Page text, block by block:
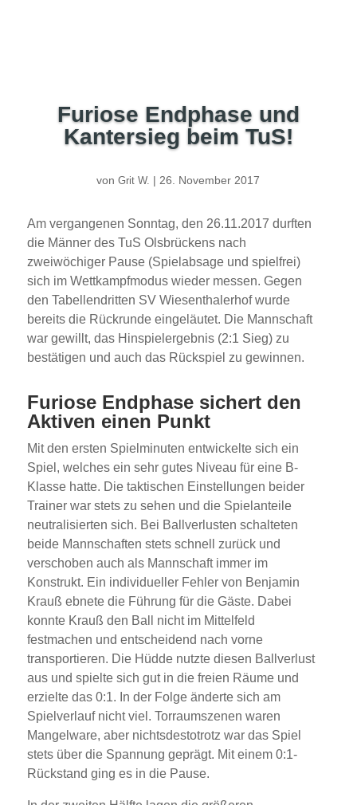
Furiose Endphase und
Kantersieg beim TuS!
vonGrit W. | 26. November 2017
Am vergangenen Sonntag, den 26.11.2017 durften
die Männer des TuS Olsbrückens nach
zweiwöchiger Pause (Spielabsage und spielfrei)
sich im Wettkampfmodus wieder messen. Gegen
den Tabellendritten SV Wiesenthalerhof wurde
bereits die Rückrunde eingeläutet. Die Mannschaft
war gewillt, das Hinspielergebnis (2:1 Sieg) zu
bestätigen und auch das Rückspiel zu gewinnen.
Furiose Endphase sichert den
Aktiven einen Punkt
Mit den ersten Spielminuten entwickelte sich ein
Spiel, welches ein sehr gutes Niveau für eine B-
Klasse hatte. Die taktischen Einstellungen beider
Trainer war stets zu sehen und die Spielanteile
neutralisierten sich. Bei Ballverlusten schalteten
beide Mannschaften stets schnell zurück und
verschoben auch als Mannschaft immer im
Konstrukt. Ein individueller Fehler von Benjamin
Krauß ebnete die Führung für die Gäste. Dabei
konnte Krauß den Ball nicht im Mittelfeld
festmachen und entscheidend nach vorne
transportieren. Die Hüdde nutzte diesen Ballverlust
aus und spielte sich gut in die freien Räume und
erzielte das 0:1. In der Folge änderte sich am
Spielverlauf nicht viel. Torraumszenen waren
Mangelware, aber nichtsdestotrotz war das Spiel
stets über die Spannung geprägt. Mit einem 0:1-
Rückstand ging es in die Pause.